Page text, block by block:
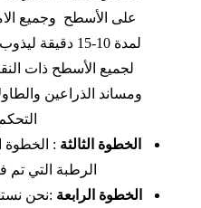
على الأسطح وجميع
لمدة 10-15
لجميع الأسطح ذات
ومساند الذراعين
الخطوة الثالثة : الخطوة
الرطبة التي
الخطوة الرابعة :نحن